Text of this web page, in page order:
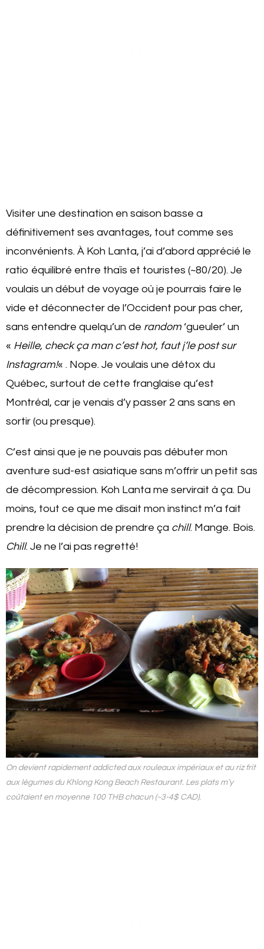
Visiter une destination en saison basse a
définitivement ses avantages, tout comme ses
inconvénients. À Koh Lanta, j’ai d’abord apprécié le
ratio équilibré entre thaïs et touristes (~80/20). Je
voulais un début de voyage où je pourrais faire le
vide et déconnecter de l’Occident pour pas cher,
sans entendre quelqu’un de random ‘gueuler’ un
« Heille, check ça man c’est hot, faut j’le post sur
Instagram!« . Nope. Je voulais une détox du
Québec, surtout de cette franglaise qu’est
Montréal, car je venais d’y passer 2 ans sans en
sortir (ou presque).
C’est ainsi que je ne pouvais pas débuter mon
aventure sud-est asiatique sans m’offrir un petit sas
de décompression. Koh Lanta me servirait à ça. Du
moins, tout ce que me disait mon instinct m’a fait
prendre la décision de prendre ça chill. Mange. Bois.
Chill. Je ne l’ai pas regretté!
On devient rapidement addictedaux rouleaux impériaux et au riz frit
aux légumes du Khlong Kong Beach Restaurant. Les plats m’y
coûtaient en moyenne 100 THB chacun (~3-4$ CAD).